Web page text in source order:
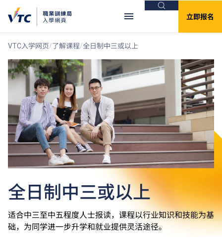
搜索
立即报名
VTC入学网页 了解课程 全日制中三或以上
全日制中三或以上
适合中三至中五程度人士报读，课程以行业知识和技能为基
础，为同学进一步升学和就业提供灵活途径。